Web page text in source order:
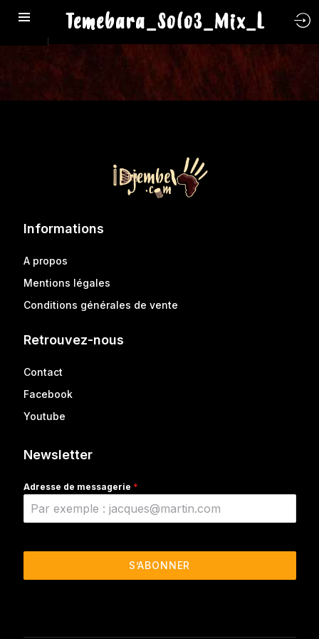
Temebara_Solo3_Mix_L
Informations
A propos
Mentions légales
Conditions générales de vente
Retrouvez-nous
Contact
Facebook
Youtube
Newsletter
Adresse de messagerie *
S’ABONNER